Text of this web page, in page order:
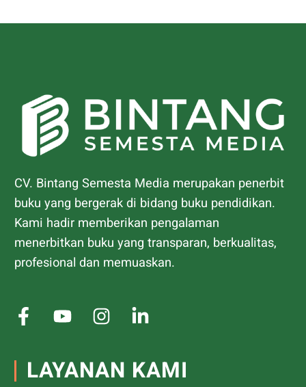
CV. Bintang Semesta Media merupakan penerbit
buku yang bergerak di bidang buku pendidikan.
Kami hadir memberikan pengalaman
menerbitkan buku yang transparan, berkualitas,
profesional dan memuaskan.
LAYANAN KAMI